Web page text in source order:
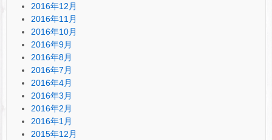
2016年12月
2016年11月
2016年10月
2016年9月
2016年8月
2016年7月
2016年4月
2016年3月
2016年2月
2016年1月
2015年12月